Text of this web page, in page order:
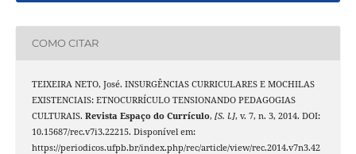
COMO CITAR
TEIXEIRA NETO, José. INSURGÊNCIAS CURRICULARES E MOCHILAS
EXISTENCIAIS: ETNOCURRÍCULO TENSIONANDO PEDAGOGIAS
CULTURAIS. Revista Espaço do Currículo, [S. l.], v. 7, n. 3, 2014. DOI:
10.15687/rec.v7i3.22215. Disponível em:
https://periodicos.ufpb.br/index.php/rec/article/view/rec.2014.v7n3.42